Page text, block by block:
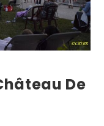
De